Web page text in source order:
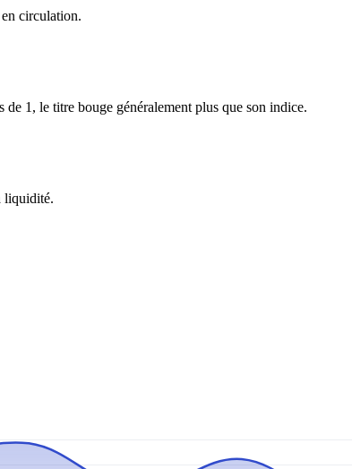
circulation.
1, le titre bouge généralement plus que son indice.
liquidité.